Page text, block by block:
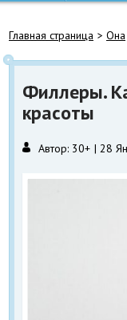
Главная страница Она
Филлеры.
красоты
Автор: 30+ 28